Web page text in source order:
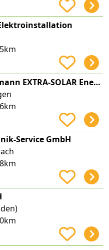
Harald F. Hartmann EXTRA-SOLAR Energietechnik
Service GmbH